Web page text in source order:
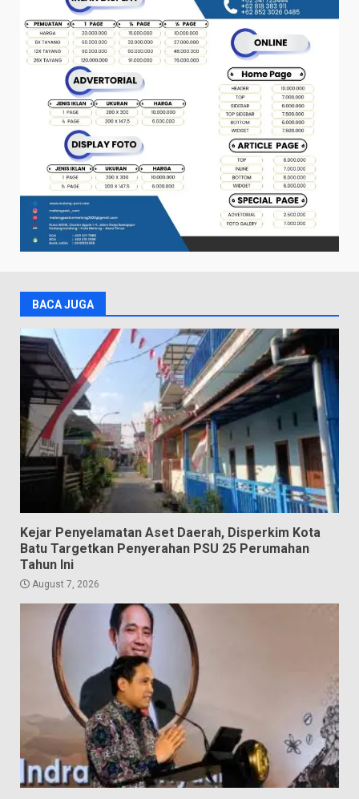
BACA JUGA
Kejar Penyelamatan Aset Daerah, Disperkim Kota
Batu Targetkan Penyerahan PSU 25 Perumahan
Tahun Ini
August 7, 2026